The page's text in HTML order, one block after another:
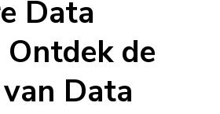
Data
de
Data